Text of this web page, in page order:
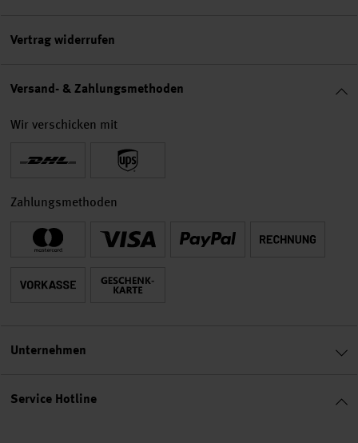
Service Hotline
Vertrag widerrufen
Versand- & Zahlungsmethoden
Wir verschicken mit
Zahlungsmethoden
Unternehmen